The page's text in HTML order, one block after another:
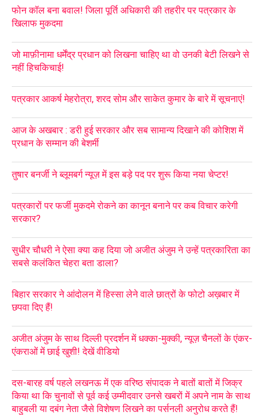
फोन कॉल बना बवाल! जिला पूर्ति अधिकारी की तहरीर पर पत्रकार के
खिलाफ मुकदमा
जो माफ़ीनामा धर्मेंद्र प्रधान को लिखना चाहिए था वो उनकी बेटी लिखने से
नहीं हिचकिचाई!
पत्रकार आकर्ष मेहरोत्रा, शरद सोम और साकेत कुमार के बारे में सूचनाएं!
आज के अखबार : डरी हुई सरकार और सब सामान्य दिखाने की कोशिश में
प्रधान के सम्मान की बेशर्मी
तुषार बनर्जी ने ब्लूमबर्ग न्यूज़ में इस बड़े पद पर शुरू किया नया चेप्टर!
पत्रकारों पर फर्जी मुकदमे रोकने का कानून बनाने पर कब विचार करेगी
सरकार?
सुधीर चौधरी ने ऐसा क्या कह दिया जो अजीत अंजुम ने उन्हें पत्रकारिता का
सबसे कलंकित चेहरा बता डाला?
बिहार सरकार ने आंदोलन में हिस्सा लेने वाले छात्रों के फोटो अख़बार में
छपवा दिए हैं!
अजीत अंजुम के साथ दिल्ली प्रदर्शन में धक्का-मुक्की, न्यूज़ चैनलों के एंकर-
एंकराओं में छाई खुशी! देखें वीडियो
दस-बारह वर्ष पहले लखनऊ में एक वरिष्ठ संपादक ने बातों बातों में जिक्र
किया था कि चुनावों से पूर्व कई उम्मीदवार उनसे खबरों में अपने नाम के साथ
बाहुबली या दबंग नेता जैसे विशेषण लिखने का पर्सनली अनुरोध करते हैं!